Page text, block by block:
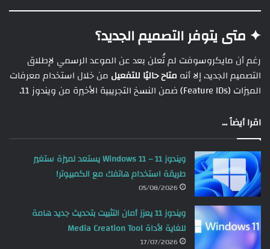
✦ متى يتوفر التصميم الجديد؟
رغم أن مايكروسوفت لم تُعلن بعد عن الموعد الرسمي لإطلاق
التصميم الجديد، إلا أنه متاح حاليًا للتفعيل من خلال استخدام معرفات
الميزات (Feature IDs) ضمن النسخ التجريبية الأخيرة من ويندوز 11.
اقرا أيضاً ...
ويندوز 11 – Windows 11 يستعد لميزة ستغير
طريقة استخدام هاتفك مع الكمبيوتر!
05/08/2026
ويندوز 11 يعزز أمان التثبيت بتحديث جديد هامة
للغاية لأداة Media Creation Tool
17/07/2026